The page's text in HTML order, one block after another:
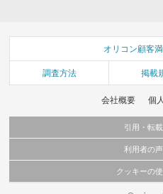
オリコン顧客
調査方法 掲載
会社概要 個
引用・転
当サイトで公開されている情報（文字、写
これらの情報を権利者の許可なく無断転載
利用者の
当サイトに掲載している内容はすべてサー
クッキーの